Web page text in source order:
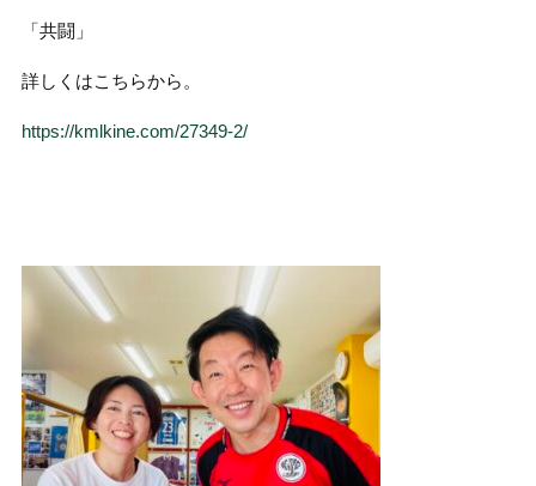
「共闘」
詳しくはこちらから。
https://kmlkine.com/27349-2/